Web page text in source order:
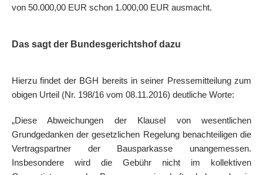
von 50.000,00 EUR schon 1.000,00 EUR ausmacht.
Das sagt der Bundesgerichtshof dazu
Hierzu findet der BGH bereits in seiner Pressemitteilung zum
obigen Urteil (Nr. 198/16 vom 08.11.2016) deutliche Worte:
„Diese Abweichungen der Klausel von wesentlichen
Grundgedanken der gesetzlichen Regelung benachteiligen die
Vertragspartner der Bausparkasse unangemessen.
Insbesondere wird die Gebühr nicht im kollektiven